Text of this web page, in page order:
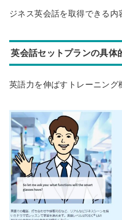
ジネス英会話を取得できる内
英会話セットプランの具体
英語力を伸ばすトレーニング